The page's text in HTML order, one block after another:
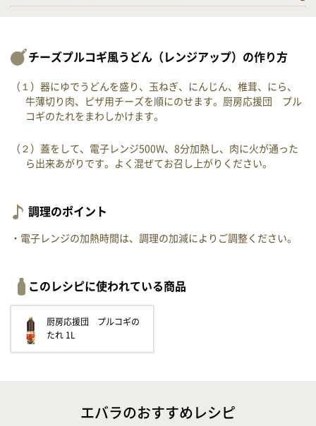
チーズプルコギ風うどん（レンジアップ）の作り方
（１）器にゆでうどんを盛り、玉ねぎ、にんじん、椎茸、にら、
牛薄切り肉、ピザ用チーズを順にのせます。厨房応援団 プル
コギのたれをまわしかけます。
（２）蓋をして、電子レンジ500W、8分加熱し、肉に火が通った
ら出来あがりです。よく混ぜてお召し上がりください。
調理のポイント
・電子レンジの加熱時間は、調理の加減によりご調整ください。
このレシピに使われている商品
厨房応援団 プルコギの
たれ 1L
エバラのおすすめレシピ